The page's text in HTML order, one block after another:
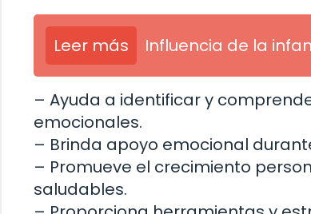
Leer más Influencia de la
– Ayuda a identificar y
emocionales.
– Brinda apoyo emocional
– Promueve el crecimiento
saludables.